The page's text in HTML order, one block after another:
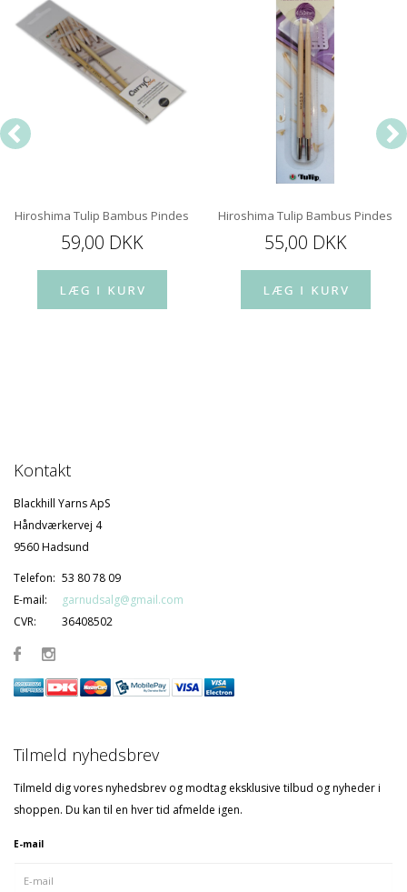
Hiroshima Tulip Bambus Pindespids 12 cm
59,00 DKK
Hiroshima Tulip Bambus
55,00 DKK
Kontakt
Blackhill Yarns ApS
Håndværkervej 4
9560 Hadsund
Telefon: 53 80 78 09
E-mail:
garnudsalg@gmail.com
CVR:
36408502
Tilmeld nyhedsbrev
Tilmeld dig vores nyhedsbrev og modtag eksklusive tilbud og nyheder i
shoppen. Du kan til en hver tid afmelde igen.
E-mail